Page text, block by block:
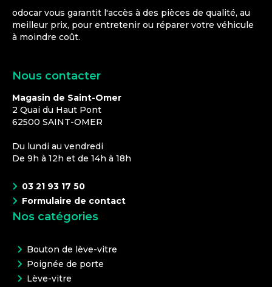
odocar vous garantit l'accès à des pièces de qualité, au
meilleur prix, pour entretenir ou réparer votre véhicule
à moindre coût.
Nous contacter
Magasin de Saint-Omer
2 Quai du Haut Pont
62500 SAINT-OMER
Du lundi au vendredi
De 9h à 12h et de 14h à 18h
03 21 93 17 50
Formulaire de contact
Nos catégories
Bouton de lève-vitre
Poignée de porte
Lève-vitre